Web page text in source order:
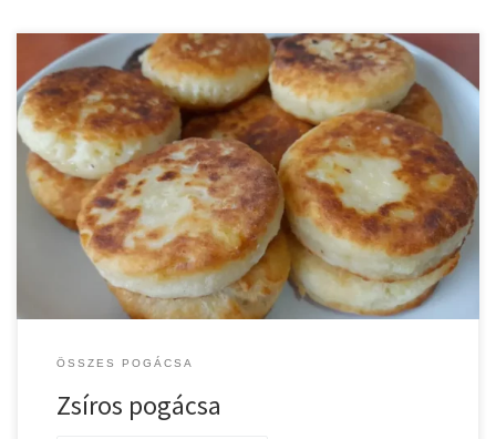
Ez egy igazán különleges zsíros pogácsa. A különlegessége abban
rejlik, hogy ez igazából ez nem is zsíros, hanem inkább krumplis
pogácsa. Valójában ezt a krumplis pogácsát zsírban sütjük meg és
emiatt lett zsíros pogácsa a neve. Zsíros pogácsa recept A
megpucolt, felkockázott krumplit vízben megfőzzük, leszűrjük,
összetörjük és hűlni hagyjuk. […]
ÖSSZES POGÁCSA
Zsíros pogácsa